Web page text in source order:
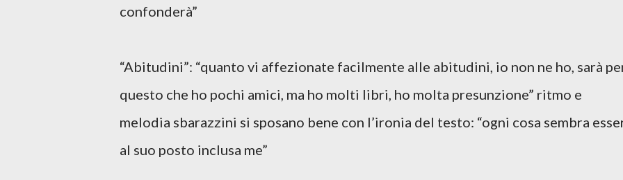
confonderà”
“Abitudini”: “quanto vi affezionate facilmente alle abitudini, io non ne ho, sarà
questo che ho pochi amici, ma ho molti libri, ho molta presunzione” ritmo e
melodia sbarazzini si sposano bene con l’ironia del testo: “ogni cosa sembra
al suo posto inclusa me”